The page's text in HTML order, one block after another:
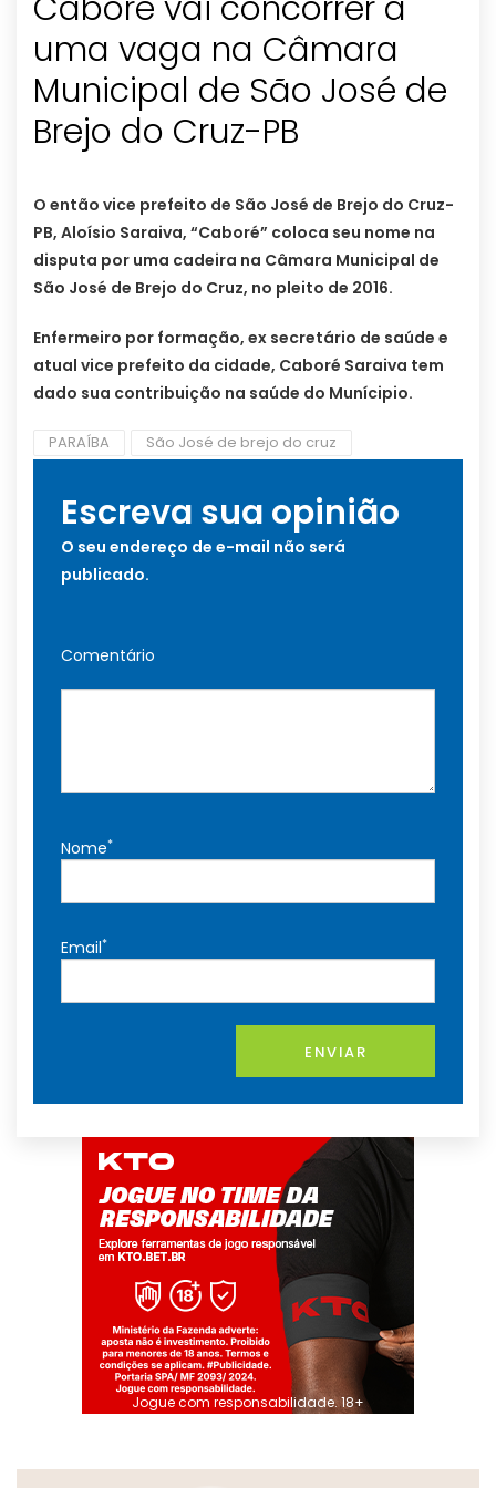
uma vaga na Câmara
Municipal de São José de
Brejo do Cruz-PB
O então vice prefeito de São José de Brejo do Cruz-
PB, Aloísio Saraiva, “Caboré” coloca seu nome na
disputa por uma cadeira na Câmara Municipal de
São José de Brejo do Cruz, no pleito de 2016.
Enfermeiro por formação, ex secretário de saúde e
atual vice prefeito da cidade, Caboré Saraiva tem
dado sua contribuição na saúde do Munícipio.
PARAÍBA São José de brejo do cruz
Escreva sua opinião
O seu endereço de e-mail não será
publicado.
Comentário
Nome*
Email*
ENVIAR
Jogue com responsabilidade. 18+